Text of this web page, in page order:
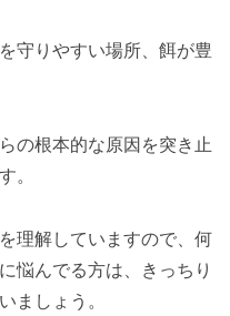
守りやすい場所、餌が豊
の根本的な原因を突き止
。
理解していますので、何
悩んでる方は、きっちり
ましょう。